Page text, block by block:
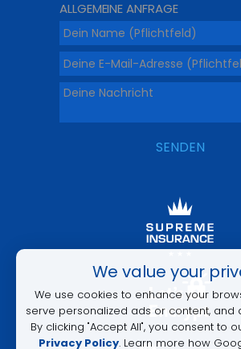
ALLGEMEINE ANFRAGE
We value your
We use cookies to enhance your
serve personalized ads or content, and
By clicking "Accept All", you consent to
Privacy Policy. Learn more how